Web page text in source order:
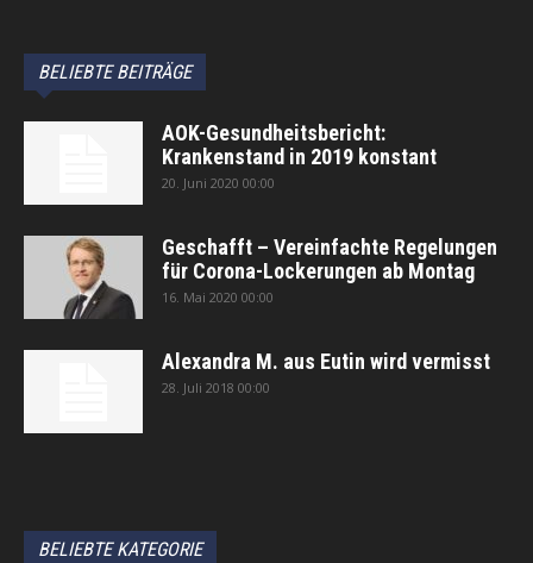
BELIEBTE BEITRÄGE
AOK-Gesundheitsbericht:
Krankenstand in 2019 konstant
20. Juni 2020 00:00
Geschafft – Vereinfachte Regelungen
für Corona-Lockerungen ab Montag
16. Mai 2020 00:00
Alexandra M. aus Eutin wird vermisst
28. Juli 2018 00:00
BELIEBTE KATEGORIE